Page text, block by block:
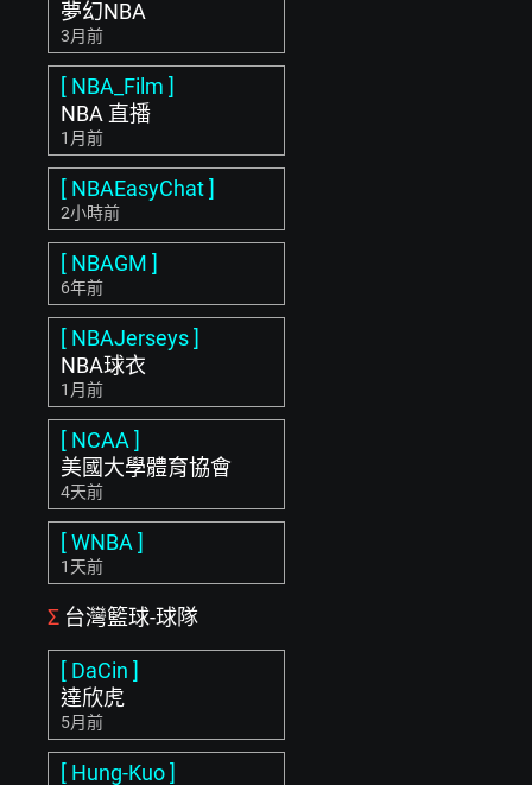
夢幻NBA
3月前
[ NBA_Film ]
NBA 直播
1月前
[ NBAEasyChat ]
2小時前
[ NBAGM ]
6年前
[ NBAJerseys ]
NBA球衣
1月前
[ NCAA ]
美國大學體育協會
4天前
[ WNBA ]
1天前
Σ 台灣籃球-球隊
[ DaCin ]
達欣虎
5月前
[ Hung-Kuo ]